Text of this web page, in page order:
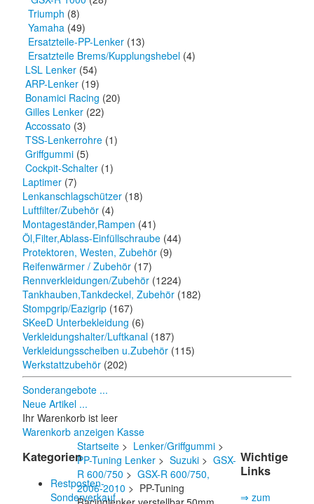
Triumph (8)
Yamaha (49)
Ersatzteile-PP-Lenker (13)
Ersatzteile Brems/Kupplungshebel (4)
LSL Lenker (54)
ARP-Lenker (19)
Bonamici Racing (20)
Gilles Lenker (22)
Accossato (3)
TSS-Lenkerrohre (1)
Griffgummi (5)
Cockpit-Schalter (1)
Laptimer (7)
Lenkanschlagschützer (18)
Luftfilter/Zubehör (4)
Montageständer,Rampen (41)
Öl,Filter,Ablass-Einfüllschraube (44)
Protektoren, Westen, Zubehör (9)
Reifenwärmer / Zubehör (17)
Rennverkleidungen/Zubehör (1224)
Tankhauben,Tankdeckel, Zubehör (182)
Stompgrip/Eazigrip (167)
SKeeD Unterbekleidung (6)
Verkleidungshalter/Luftkanal (187)
Verkleidungsscheiben u.Zubehör (115)
Werkstattzubehör (202)
Sonderangebote ...
Neue Artikel ...
Ihr Warenkorb ist leer
Warenkorb anzeigen Kasse
Kategorien
Restposten-
Sonderverkauf
Startseite> Lenker/Griffgummi>
PP-Tuning Lenker> Suzuki> GSX-
R 600/750 > GSX-R 600/750,
2006-2010 > PP-Tuning
Wichtige
Links
⇒ zum